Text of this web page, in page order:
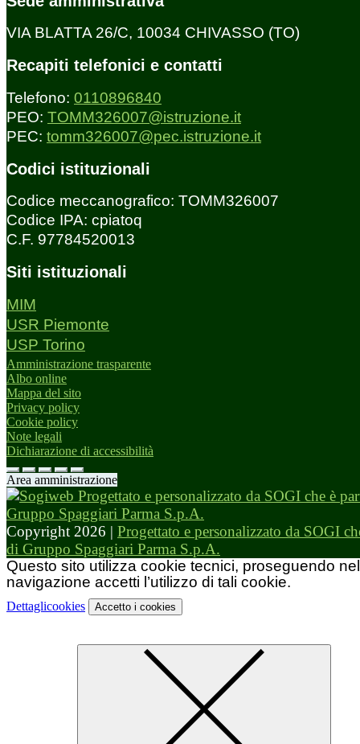
VIA BLATTA 26/C, 10034 CHIVASSO (TO)
Recapiti telefonici e contatti
Telefono: 0110896840
PEO: TOMM326007@istruzione.it
PEC: tomm326007@pec.istruzione.it
Codici istituzionali
Codice meccanografico: TOMM326007
Codice IPA: cpiatoq
C.F. 97784520013
Siti istituzionali
MIM
USR Piemonte
USP Torino
Amministrazione trasparente
Albo online
Mappa del sito
Privacy policy
Cookie policy
Note legali
Dichiarazione di accessibilità
Area amministrazione
Copyright 2026 | Progettato e personalizzato da SOGI
di Gruppo Spaggiari Parma S.p.A.
Questo sito utilizza cookie tecnici, proseguendo
navigazione accetti l’utilizzo di tali cookie.
Dettaglicookies Accetto i cookies